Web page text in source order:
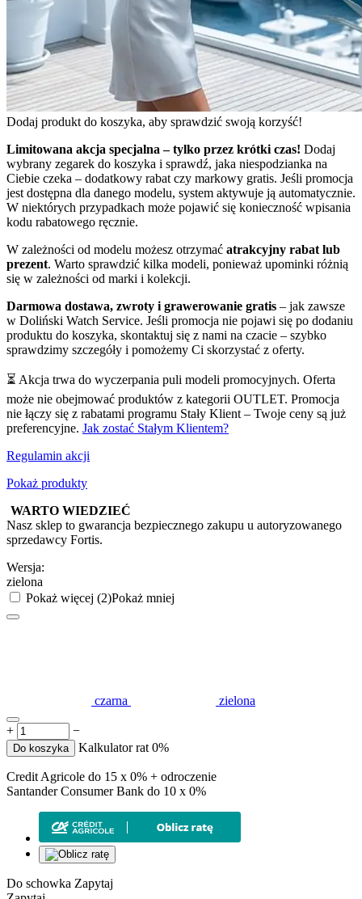
Dodaj produkt do koszyka, aby sprawdzić swoją korzyść!
Limitowana akcja specjalna – tylko przez krótki czas! Dodaj
wybrany zegarek do koszyka i sprawdź, jaka niespodzianka na
Ciebie czeka – dodatkowy rabat czy markowy gratis. Jeśli promocja
jest dostępna dla danego modelu, system aktywuje ją automatycznie.
W niektórych przypadkach może pojawić się konieczność wpisania
kodu rabatowego ręcznie.
W zależności od modelu możesz otrzymać atrakcyjny rabat lub
prezent. Warto sprawdzić kilka modeli, ponieważ upominki różnią
się w zależności od marki i kolekcji.
Darmowa dostawa, zwroty i grawerowanie gratis – jak zawsze
w Doliński Watch Service. Jeśli promocja nie pojawi się po dodaniu
produktu do koszyka, skontaktuj się z nami na czacie – szybko
sprawdzimy szczegóły i pomożemy Ci skorzystać z oferty.
⏳ Akcja trwa do wyczerpania puli modeli promocyjnych. Oferta
może nie obejmować produktów z kategorii OUTLET. Promocja
nie łączy się z rabatami programu Stały Klient – Twoje ceny są już
preferencyjne. Jak zostać Stałym Klientem?
Regulamin akcji
Pokaż produkty
WARTO WIEDZIEĆ
Nasz sklep to gwarancja bezpiecznego zakupu u autoryzowanego
sprzedawcy Fortis.
Wersja:
zielona
Pokaż więcej (2)Pokaż mniej
czarna zielona
+ −
Do koszyka Kalkulator rat 0%
Credit Agricole do 15 x 0% + odroczenie
Santander Consumer Bank do 10 x 0%
Do schowka Zapytaj